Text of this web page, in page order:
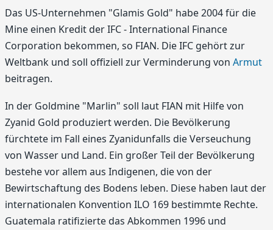
Das US-Unternehmen "Glamis Gold" habe 2004 für die
Mine einen Kredit der IFC - International Finance
Corporation bekommen, so FIAN. Die IFC gehört zur
Weltbank und soll offiziell zur Verminderung von Armut
beitragen.
In der Goldmine "Marlin" soll laut FIAN mit Hilfe von
Zyanid Gold produziert werden. Die Bevölkerung
fürchtete im Fall eines Zyanidunfalls die Verseuchung
von Wasser und Land. Ein großer Teil der Bevölkerung
bestehe vor allem aus Indigenen, die von der
Bewirtschaftung des Bodens leben. Diese haben laut der
internationalen Konvention ILO 169 bestimmte Rechte.
Guatemala ratifizierte das Abkommen 1996 und